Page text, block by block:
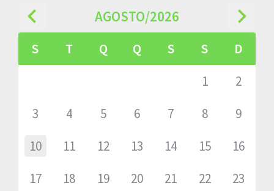
navigate_before AGOSTO/2026 navigate_next
S T Q Q S S
D
1
2
3
4 5 6 7 8
9
10
11 12 13 14 15
16
17
18 19 20 21 22
23